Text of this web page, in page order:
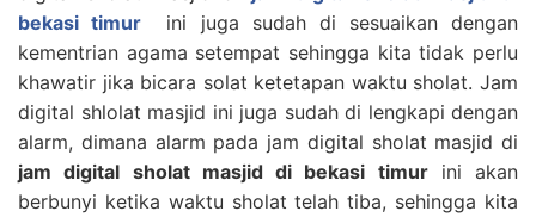
bekasi timur
ini juga sudah di sesuaikan dengan
kementrian agama setempat sehingga kita tidak perlu
khawatir jika bicara solat ketetapan waktu sholat. Jam
digital shlolat masjid ini juga sudah di lengkapi dengan
alarm, dimana alarm pada jam digital sholat masjid di
jam digital sholat masjid di bekasi timurini akan
berbunyi ketika waktu sholat telah tiba, sehingga kita